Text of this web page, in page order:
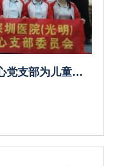
党支部为儿童健